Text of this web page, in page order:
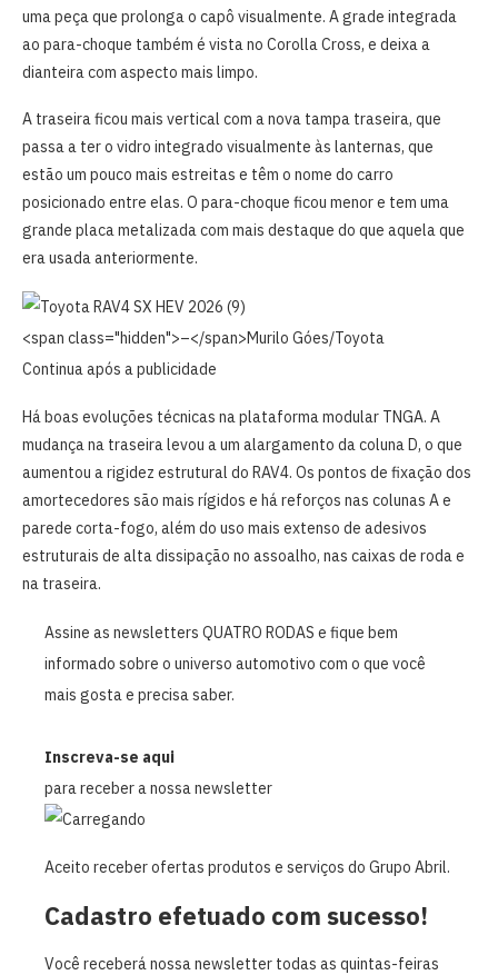
uma peça que prolonga o capô visualmente. A grade integrada
ao para-choque também é vista no Corolla Cross, e deixa a
dianteira com aspecto mais limpo.
A traseira ficou mais vertical com a nova tampa traseira, que
passa a ter o vidro integrado visualmente às lanternas, que
estão um pouco mais estreitas e têm o nome do carro
posicionado entre elas. O para-choque ficou menor e tem uma
grande placa metalizada com mais destaque do que aquela que
era usada anteriormente.
<span class="hidden">–</span>Murilo Góes/Toyota
Continua após a publicidade
Há boas evoluções técnicas na plataforma modular TNGA. A
mudança na traseira levou a um alargamento da coluna D, o que
aumentou a rigidez estrutural do RAV4. Os pontos de fixação dos
amortecedores são mais rígidos e há reforços nas colunas A e
parede corta-fogo, além do uso mais extenso de adesivos
estruturais de alta dissipação no assoalho, nas caixas de roda e
na traseira.
Assine as newsletters QUATRO RODAS e fique bem
informado sobre o universo automotivo com o que você
mais gosta e precisa saber.
Inscreva-se aqui
para receber a nossa newsletter
Aceito receber ofertas produtos e serviços do Grupo Abril.
Cadastro efetuado com sucesso!
Você receberá nossa newsletter todas as quintas-feiras